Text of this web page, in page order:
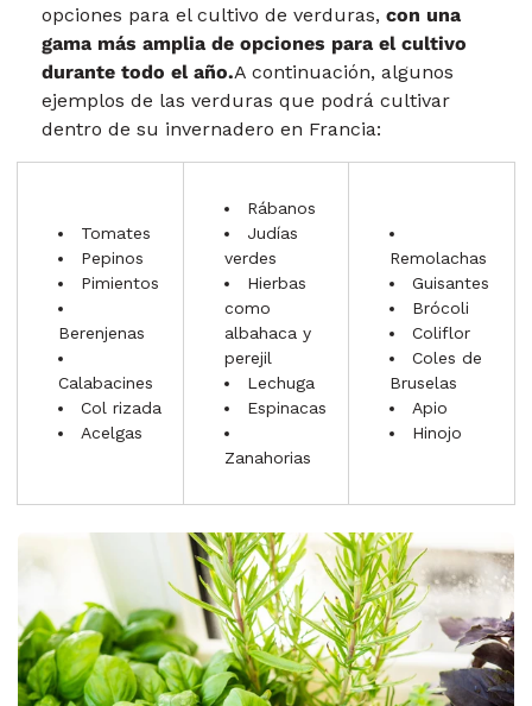
opciones para el cultivo de verduras, con una
gama más amplia de opciones para el cultivo
durante todo el año.A continuación, algunos
ejemplos de las verduras que podrá cultivar
dentro de su invernadero en Francia:
Tomates
Pepinos
Pimientos
Berenjenas
Calabacines
Col rizada
Acelgas
Rábanos
Judías
verdes
Hierbas
como
albahaca y
perejil
Lechuga
Espinacas
Zanahorias
Remolachas
Guisantes
Brócoli
Coliflor
Coles de
Bruselas
Apio
Hinojo